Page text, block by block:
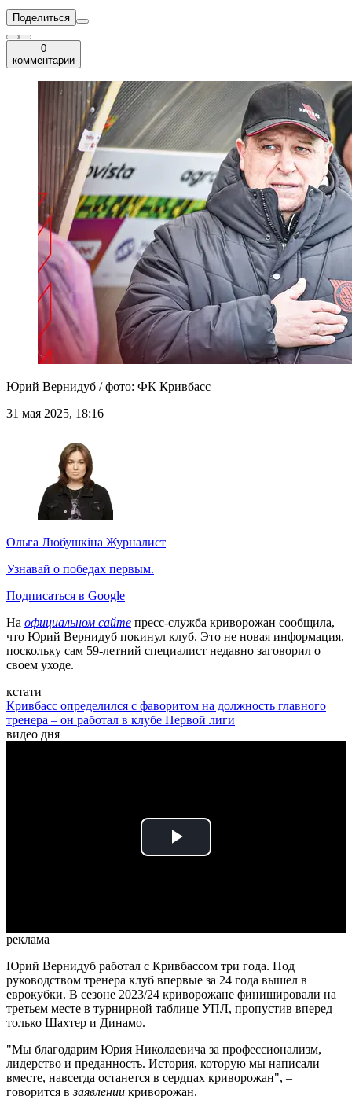
Поделиться
0
комментарии
Юрий Вернидуб / фото: ФК Кривбасс
31 мая 2025, 18:16
Ольга Любушкіна Журналист
Узнавай о победах первым.
Подписаться в Google
На официальном сайте пресс-служба криворожан сообщила,
что Юрий Вернидуб покинул клуб. Это не новая информация,
поскольку сам 59-летний специалист недавно заговорил о
своем уходе.
кстати
Кривбасс определился с фаворитом на должность главного
тренера – он работал в клубе Первой лиги
видео дня
Play
реклама
Юрий Вернидуб работал с Кривбассом три года. Под
руководством тренера клуб впервые за 24 года вышел в
еврокубки. В сезоне 2023/24 криворожане финишировали на
третьем месте в турнирной таблице УПЛ, пропустив вперед
только Шахтер и Динамо.
"Мы благодарим Юрия Николаевича за профессионализм,
лидерство и преданность. История, которую мы написали
вместе, навсегда останется в сердцах криворожан", –
говорится взаявлении криворожан.